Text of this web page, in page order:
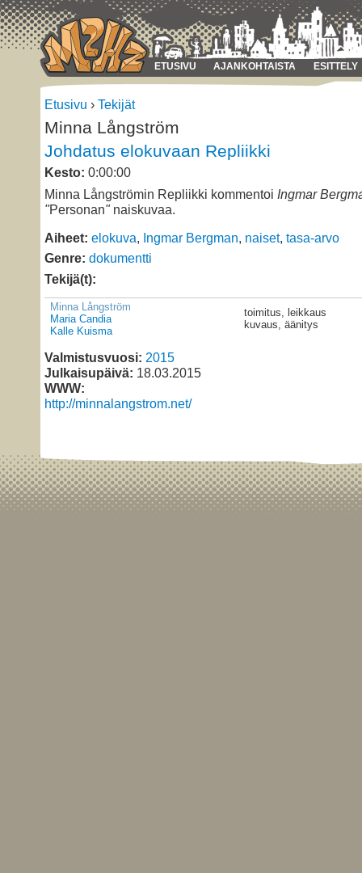
ETUSIVU AJANKOHTAISTA ESITTELY
Etusivu › Tekijät
Minna Långström
Johdatus elokuvaan Repliikki
Kesto: 0:00:00
Minna Långströmin Repliikki kommentoi Ingmar
"Personan" naiskuvaa.
Aiheet: elokuva, Ingmar Bergman, naiset, tasa-arvo
Genre: dokumentti
Tekijä(t):
Minna Långström
Maria Candia
Kalle Kuisma
toimitus, leikkaus
kuvaus, äänitys
Valmistusvuosi: 2015
Julkaisupäivä: 18.03.2015
WWW:
http://minnalangstrom.net/